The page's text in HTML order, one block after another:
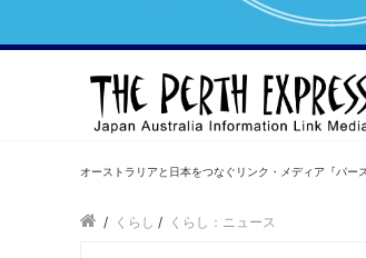
オーストラリアと日本をつなぐリンク・メディア『パー
/ くらし / くらし：ニュース